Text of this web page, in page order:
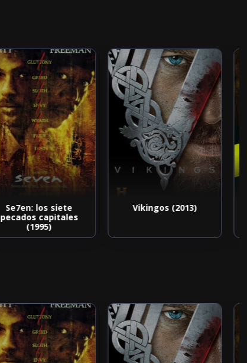
Se7en: los siete
pecados capitales
(1995)
Vikingos (2013)